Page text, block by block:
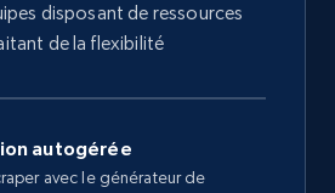
disposant de ressources
de la flexibilité
autogérée
avec le générateur de